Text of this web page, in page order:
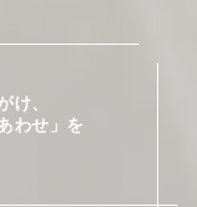
け、
わせ」を